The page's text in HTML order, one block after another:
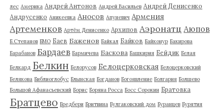
лес Америка Андрей Антонов Андрей Васильев Андрей Денисенко
Андрусенко Аникеевка Аносов Апуневич Армения
Артеменков Артём Денисенко Архипов Аэронатц Аюпов
Б.Степанов БМО Баев Баженов Байкал Байков Байконур Бакирова
Барабанов Бардаев Бармичева Баскова Башкирия Бейдик Белая
Белкард Белкин Белорусов Белоцерковская Белоцерковский
Белякова Библиоглобус Блынская Богданов Богоявление Болгария Болшево
Большой Афанасьевский Борис Боряна Росса Босс Сорокин Братовка
Братцево Бредбери Бритвина Булгаковский дом Буранцев Бурятия